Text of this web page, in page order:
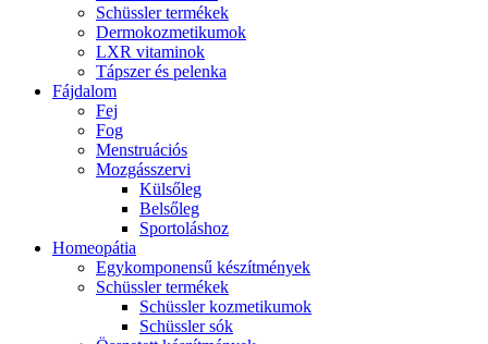
Schüssler termékek
Dermokozmetikumok
LXR vitaminok
Tápszer és pelenka
Fájdalom
Fej
Fog
Menstruációs
Mozgásszervi
Külsőleg
Belsőleg
Sportoláshoz
Homeopátia
Egykomponensű készítmények
Schüssler termékek
Schüssler kozmetikumok
Schüssler sók